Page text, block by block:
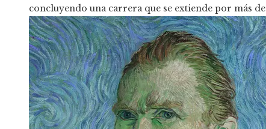
concluyendo una carrera que se extiende por más